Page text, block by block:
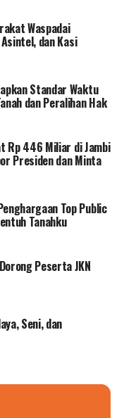
Kantor
Kerja Sama
untuk
Pajak (NOP)
D.I. Yogyakarta
bahwa
bergantung pada
menjadi
satu, yaitu
dipersulit.
Menteri Nusron.
Kepala Biro
Risiko,
Biro
Achmad; Kepala
Pranoto beserta
Waspadai
dan Kasi
Standar Waktu
dan Peralihan Hak
Rp 446 Miliar di Jambi
Presiden dan Minta
Top Public
Tanahku
Peserta JKN
Seni, dan